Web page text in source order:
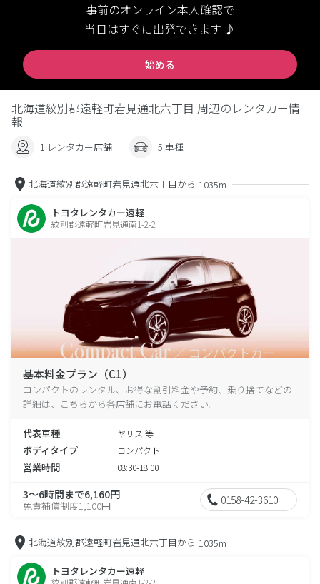
事前のオンライン本人確認で
当日はすぐに出発できます ♪
始める
北海道紋別郡遠軽町岩見通北六丁目 周辺のレンタカー情
報
1 レンタカー店舗 5 車種
北海道紋別郡遠軽町岩見通北六丁目から 1035m
トヨタレンタカー遠軽
紋別郡遠軽町岩見通南1-2-2
基本料金プラン（C1）
コンパクトのレンタル、お得な割引料金や予約、乗り捨てなどの
詳細は、こちらから各店舗にお電話ください。
代表車種 ヤリス 等
ボディタイプ コンパクト
営業時間 08:30-18:00
3～6時間まで6,160円
免責補償制度1,100円 0158-42-3610
北海道紋別郡遠軽町岩見通北六丁目から 1035m
トヨタレンタカー遠軽